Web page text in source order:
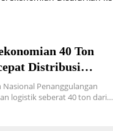
40 Ton
Distribusi
Nasional Penanggulangan
logistik seberat 40 ton dari…